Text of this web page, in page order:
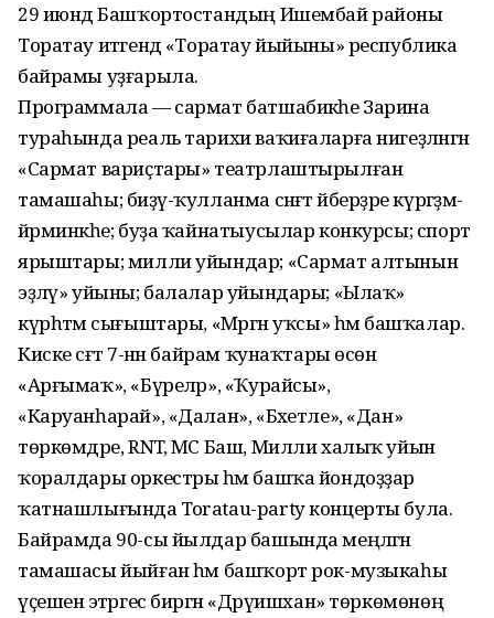
29 июндә Башҡортостандың Ишембай районы
Торатау итәгендә «Торатау йыйыны» республика
байрамы уҙғарыла.
Программала — сармат батшабикәһе Зарина
тураһында реаль тарихи ваҡиғаларға нигеҙләнгән
«Сармат вариҫтары» театрлаштырылған
тамашаһы; биҙәү-ҡулланма сәнғәт әйберҙәре күргәҙмә-
йәрминкәһе; буҙа ҡайнатыусылар конкурсы; спорт
ярыштары; милли уйындар; «Сармат алтынын
эҙләү» уйыны; балалар уйындары; «Ылаҡ»
күрһәтмә сығыштары, «Мәргән уҡсы» һәм башҡалар.
Киске сәғәт 7-нән байрам ҡунаҡтары өсөн
«Арғымаҡ», «Бүреләр», «Ҡурайсы»,
«Каруанһарай», «Далан», «Бәхетле», «Дан»
төркөмдәре, RNT, МС Баш, Милли халыҡ уйын
ҡоралдары оркестры һәм башҡа йондоҙҙар
ҡатнашлығында Toratau-party концерты була.
Байрамда 90-сы йылдар башында меңләгән
тамашасы йыйған һәм башҡорт рок-музыкаһы
үҫешенә этәргес биргән «Дәрүишхан» төркөмөнөң